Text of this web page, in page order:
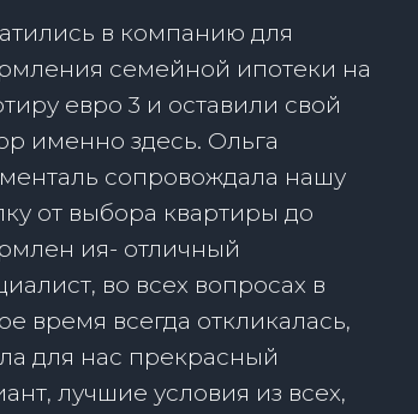
в компанию для
семейной ипотеки на
евро 3 и оставили свой
именно здесь. Ольга
сопровождала нашу
от выбора квартиры до
ия- отличный
во всех вопросах в
время всегда откликалась,
для нас прекрасный
лучшие условия из всех,